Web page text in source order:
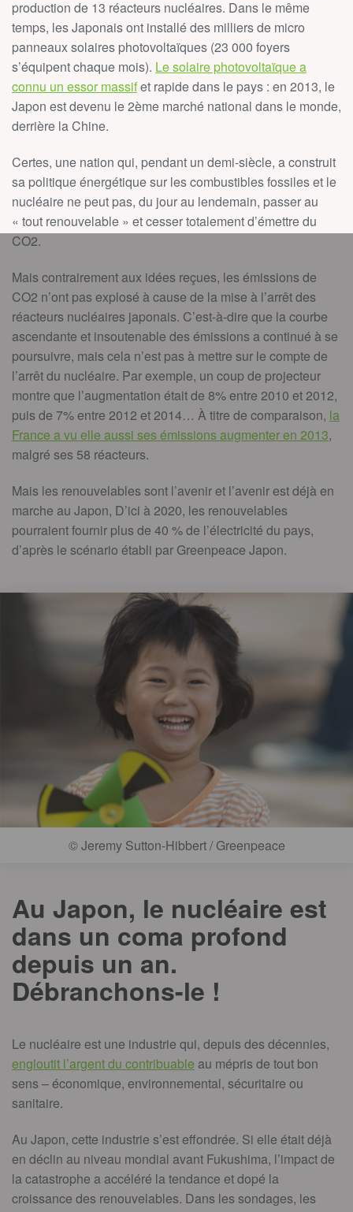
production de 13 réacteurs nucléaires. Dans le même
temps, les Japonais ont installé des milliers de micro
panneaux solaires photovoltaïques (23 000 foyers
s’équipent chaque mois). Le solaire photovoltaïque a
connu un essor massifet rapide dans le pays : en 2013, le
Japon est devenu le 2ème marché national dans le monde,
derrière la Chine.
Certes, une nation qui, pendant un demi-siècle, a construit
sa politique énergétique sur les combustibles fossiles et le
nucléaire ne peut pas, du jour au lendemain, passer au
« tout renouvelable » et cesser totalement d’émettre du
CO2.
Mais contrairement aux idées reçues, les émissions de
CO2 n’ont pas explosé à cause de la mise à l’arrêt des
réacteurs nucléaires japonais. C’est-à-dire que la courbe
ascendante et insoutenable des émissions a continué à se
poursuivre, mais cela n’est pas à mettre sur le compte de
l’arrêt du nucléaire. Par exemple, un coup de projecteur
montre que l’augmentation était de 8% entre 2010 et 2012,
puis de 7% entre 2012 et 2014… À titre de comparaison, la
France a vu elle aussi ses émissions augmenter en 2013,
malgré ses 58 réacteurs.
Mais les renouvelables sont l’avenir et l’avenir est déjà en
marche au Japon, D’ici à 2020, les renouvelables
pourraient fournir plus de 40 % de l’électricité du pays,
d’après le scénario établi par Greenpeace Japon.
© Jeremy Sutton-Hibbert / Greenpeace
Au Japon, le nucléaire est
dans un coma profond
depuis un an.
Débranchons-le !
Le nucléaire est une industrie qui, depuis des décennies,
engloutit l’argent du contribuable au mépris de tout bon
sens – économique, environnemental, sécuritaire ou
sanitaire.
Au Japon, cette industrie s’est effondrée. Si elle était déjà
en déclin au niveau mondial avant Fukushima, l’impact de
la catastrophe a accéléré la tendance et dopé la
croissance des renouvelables. Dans les sondages, les